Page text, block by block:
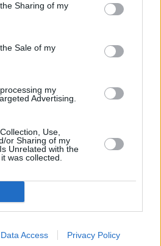
Sharing of my
Sale of my
my
Advertising.
Use,
or Sharing of my
Unrelated with the
was collected.
Data Access Privacy Policy
i rozjaśnić umysł.
uśmiechniętych ludzi, którzy